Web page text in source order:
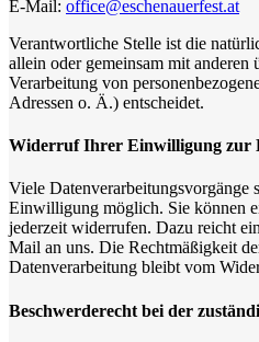
E-Mail: office@eschenauerfest.at
Verantwortliche Stelle ist die
allein oder gemeinsam mit
Verarbeitung von
Adressen o. Ä.) entscheidet.
Widerruf Ihrer Einwilligung zur
Viele Datenverarbeitungsvorgänge
Einwilligung möglich. Sie können
jederzeit widerrufen. Dazu reicht
Mail an uns. Die Rechtmäßigkeit
Datenverarbeitung bleibt vom
Beschwerderecht bei der